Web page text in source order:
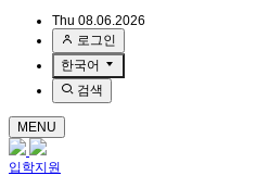
Thu 08.06.2026
로그인
한국어
검색
MENU
입학지원